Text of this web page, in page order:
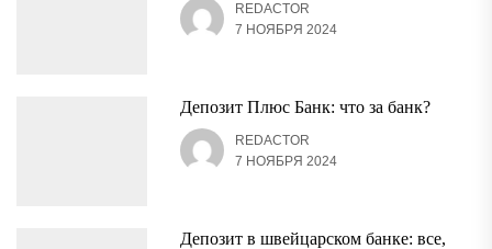
REDACTOR
7 НОЯБРЯ 2024
Депозит Плюс Банк: что за банк?
REDACTOR
7 НОЯБРЯ 2024
Депозит в швейцарском банке: все,